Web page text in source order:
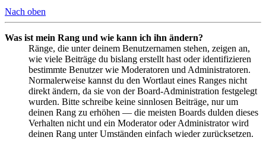
Nach oben
Was ist mein Rang und wie kann ich ihn ändern?
Ränge, die unter deinem Benutzernamen stehen, zeigen an,
wie viele Beiträge du bislang erstellt hast oder identifizieren
bestimmte Benutzer wie Moderatoren und Administratoren.
Normalerweise kannst du den Wortlaut eines Ranges nicht
direkt ändern, da sie von der Board-Administration festgelegt
wurden. Bitte schreibe keine sinnlosen Beiträge, nur um
deinen Rang zu erhöhen — die meisten Boards dulden dieses
Verhalten nicht und ein Moderator oder Administrator wird
deinen Rang unter Umständen einfach wieder zurücksetzen.